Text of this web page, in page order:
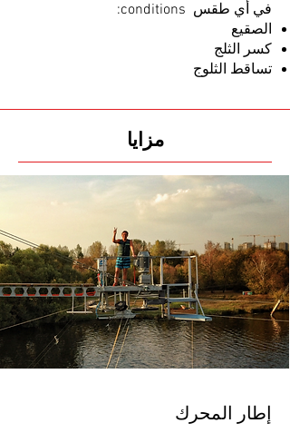
في أي طقس conditions:
الصقيع
كسر الثلج
تساقط الثلوج
مزايا
إطار المحرك​